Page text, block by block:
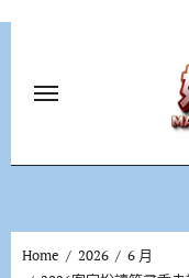
Home 2026
6 月